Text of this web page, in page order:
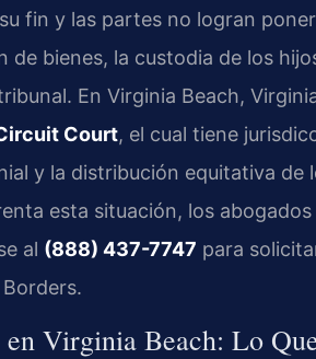
fin y las partes no logran
de bienes, la custodia de los
En Virginia Beach,
Court, el cual tiene
y la distribución equitativa de
esta situación, los abogados
al (888) 437-7747 para
Virginia Beach: Lo